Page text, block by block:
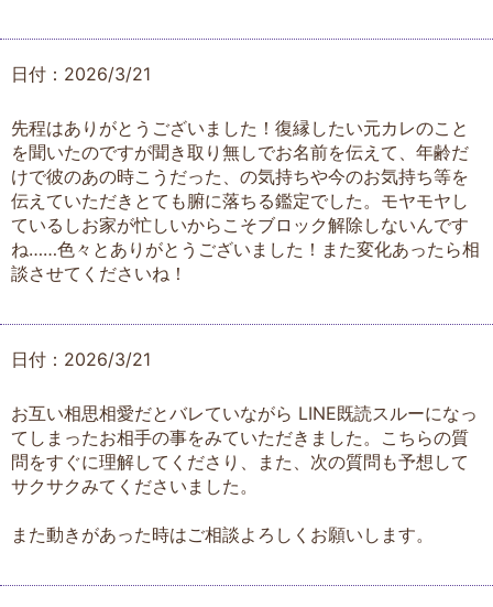
日付：2026/3/21
先程はありがとうございました！復縁したい元カレのこと
を聞いたのですが聞き取り無しでお名前を伝えて、年齢だ
けで彼のあの時こうだった、の気持ちや今のお気持ち等を
伝えていただきとても腑に落ちる鑑定でした。モヤモヤし
ているしお家が忙しいからこそブロック解除しないんです
ね……色々とありがとうございました！また変化あったら相
談させてくださいね！
日付：2026/3/21
お互い相思相愛だとバレていながら LINE既読スルーになっ
てしまったお相手の事をみていただきました。こちらの質
問をすぐに理解してくださり、また、次の質問も予想して
サクサクみてくださいました。
また動きがあった時はご相談よろしくお願いします。